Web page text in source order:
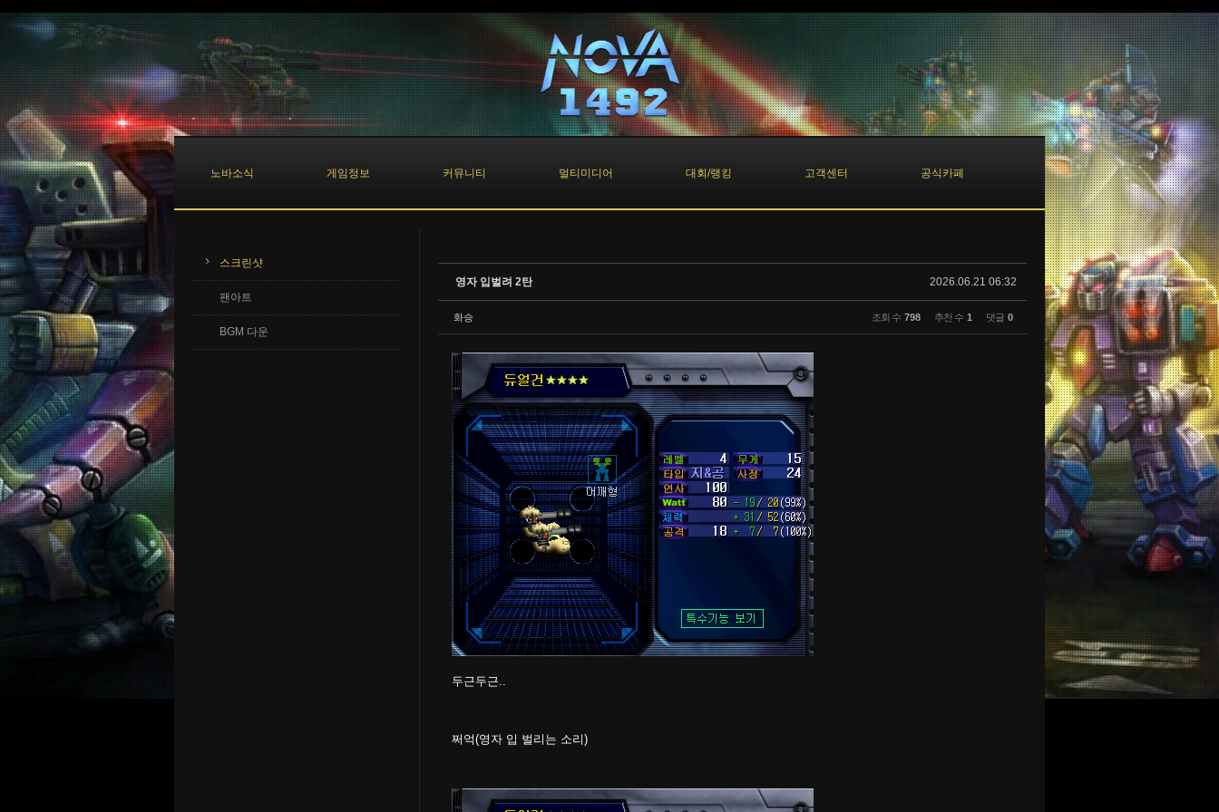
노바소식 게임정보 커뮤니티 멀티미디어 대회/랭킹 고객센터 공식카페
스크린샷
팬아트
BGM 다운
2026.06.21 06:32
영자 입벌려 2탄
화승 조회 수 798 추천 수 1 댓글 0
두근두근..
쩌억(영자 입 벌리는 소리)
Sketchbook5, 스케치북5
Sketchbook5, 스케치북5